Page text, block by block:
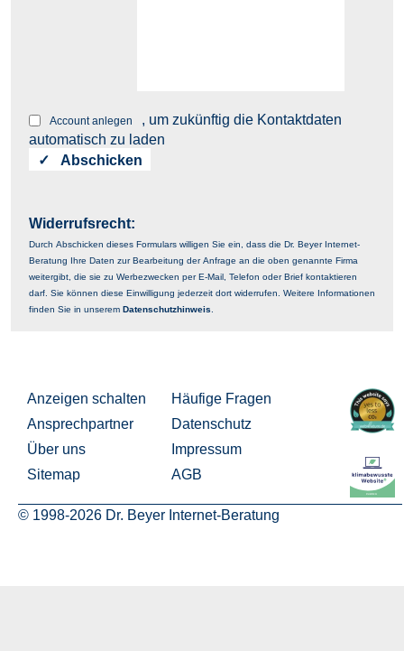
Account anlegen
, um zukünftig die Kontaktdaten
automatisch zu laden
Widerrufsrecht:
Durch Abschicken dieses Formulars willigen Sie ein, dass die Dr. Beyer Internet-
Beratung Ihre Daten zur Bearbeitung der Anfrage an die oben genannte Firma
weitergibt, die sie zu Werbezwecken per E-Mail, Telefon oder Brief kontaktieren
darf. Sie können diese Einwilligung jederzeit dort widerrufen. Weitere Informationen
finden Sie in unserem Datenschutzhinweis
Anzeigen schalten
Ansprechpartner
Über uns
Sitemap
Häufige Fragen
Datenschutz
Impressum
AGB
© 1998-2026 Dr. Beyer Internet-Beratung